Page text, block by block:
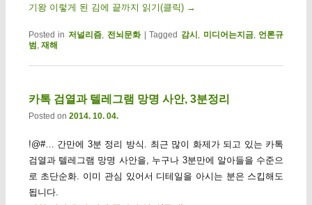
기왕 이렇게 된 김에 끝까지 읽기(클릭) →
Posted in 저널리즘, 전뇌문화 |Tagged 감시 , 미디어는지금, 언론규
범 , 재해
카톡 검열과 텔레그램 망명 사안, 3분정리
Posted on 2014. 10. 04.
!@#… 간만에 3분 정리 방식. 최근 많이 화제가 되고 있는 카톡
검열과 텔레그램 망명 사안을, 누구나 3분만에 알아들을 수준으
로 초단순화. 이미 관심 있어서 디테일을 아시는 분은 스킵해도
됩니다.